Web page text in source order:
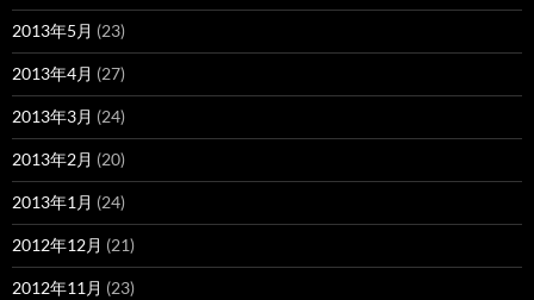
2013年5月 (23)
2013年4月 (27)
2013年3月 (24)
2013年2月 (20)
2013年1月 (24)
2012年12月 (21)
2012年11月 (23)